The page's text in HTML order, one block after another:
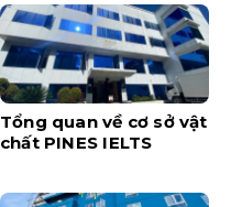
Tổng quan về cơ sở vật
chất PINES IELTS